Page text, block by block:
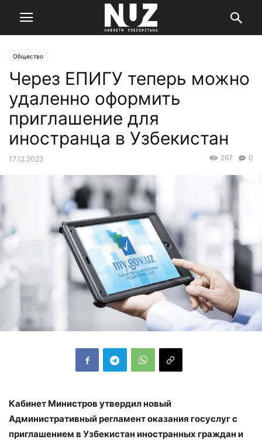
Общество
Через ЕПИГУ теперь можно
удаленно оформить
приглашение для
иностранца в Узбекистан
17.12.2023 0
267
Кабинет Министров утвердил новый
Административный регламент оказания госуслуг с
приглашением в Узбекистан иностранных граждан и